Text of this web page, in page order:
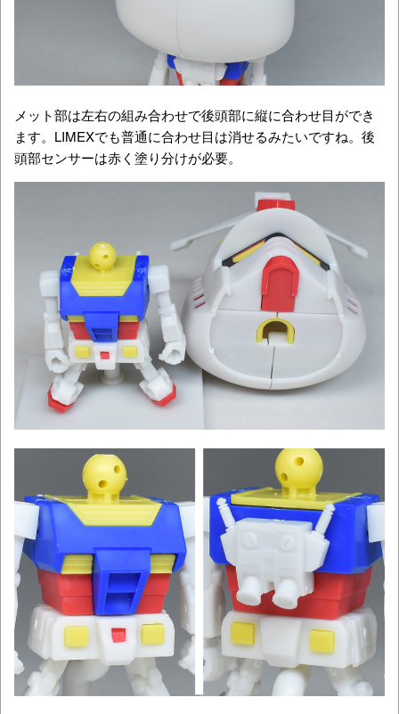
メット部は左右の組み合わせで後頭部に縦に合わせ目ができ
ます。LIMEXでも普通に合わせ目は消せるみたいですね。後
頭部センサーは赤く塗り分けが必要。